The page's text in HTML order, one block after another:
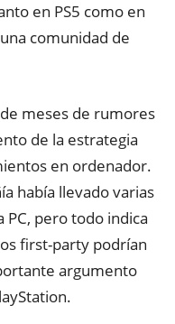
en PS5 como en
comunidad de
meses de rumores
de la estrategia
en ordenador.
había llevado varias
PC, pero todo indica
first-party podrían
argumento